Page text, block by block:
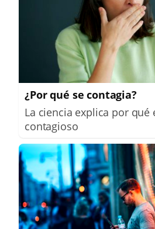
¿Por qué se contagia?
La ciencia explica por qué
contagioso